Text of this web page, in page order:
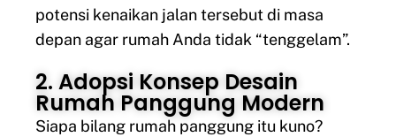
potensi kenaikan jalan tersebut di masa
depan agar rumah Anda tidak “tenggelam”.
2. Adopsi Konsep Desain
Rumah Panggung Modern
Siapa bilang rumah panggung itu kuno?